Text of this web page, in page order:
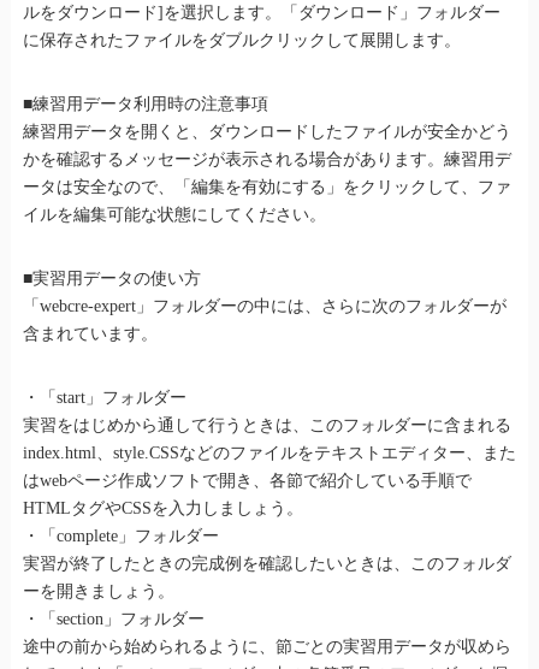
ルをダウンロード]を選択します。「ダウンロード」フォルダー
に保存されたファイルをダブルクリックして展開します。
■練習用データ利用時の注意事項
練習用データを開くと、ダウンロードしたファイルが安全かどう
かを確認するメッセージが表示される場合があります。練習用デ
ータは安全なので、「編集を有効にする」をクリックして、ファ
イルを編集可能な状態にしてください。
■実習用データの使い方
「webcre-expert」フォルダーの中には、さらに次のフォルダーが
含まれています。
・「start」フォルダー
実習をはじめから通して行うときは、このフォルダーに含まれる
index.html、style.CSSなどのファイルをテキストエディター、また
はwebページ作成ソフトで開き、各節で紹介している手順で
HTMLタグやCSSを入力しましょう。
・「complete」フォルダー
実習が終了したときの完成例を確認したいときは、このフォルダ
ーを開きましょう。
・「section」フォルダー
途中の前から始められるように、節ごとの実習用データが収めら